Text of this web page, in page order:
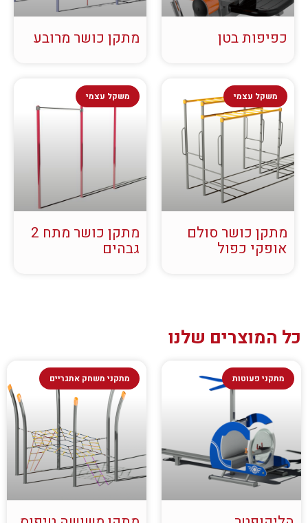
כפיפות בטן מתקן כושר מרובע
משקל עצמי
מתקן כושר סולם
אופקי כפול
משקל עצמי
מתקן כושר מתח 2
גבהים
כל המוצרים שלנו
מתקני פעוטות מתקני משחק אתגריים